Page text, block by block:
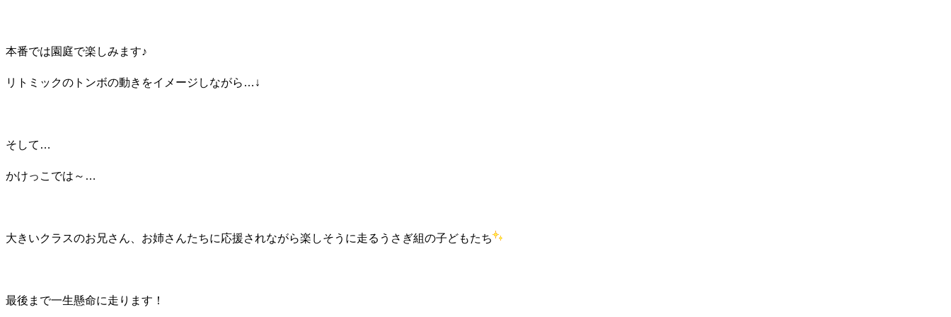
本番では園庭で楽しみます♪
リトミックのトンボの動きをイメージしながら…↓
そして…
かけっこでは～…
大きいクラスのお兄さん、お姉さんたちに応援されながら楽しそうに走るうさぎ組の子どもたち
最後まで一生懸命に走ります！